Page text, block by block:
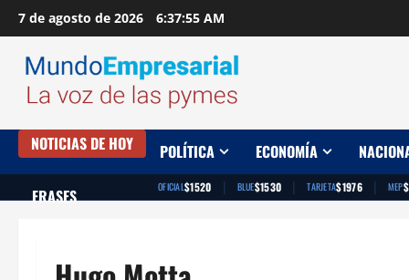
Saltar
al
contenido
7 de agosto de 2026 6:37:55 AM
NOTICIAS DE HOY POLÍTICA ECONOMÍA
FRASES OFICIAL$1520 | BLUE$1530 | TARJETA$1976 | MEP